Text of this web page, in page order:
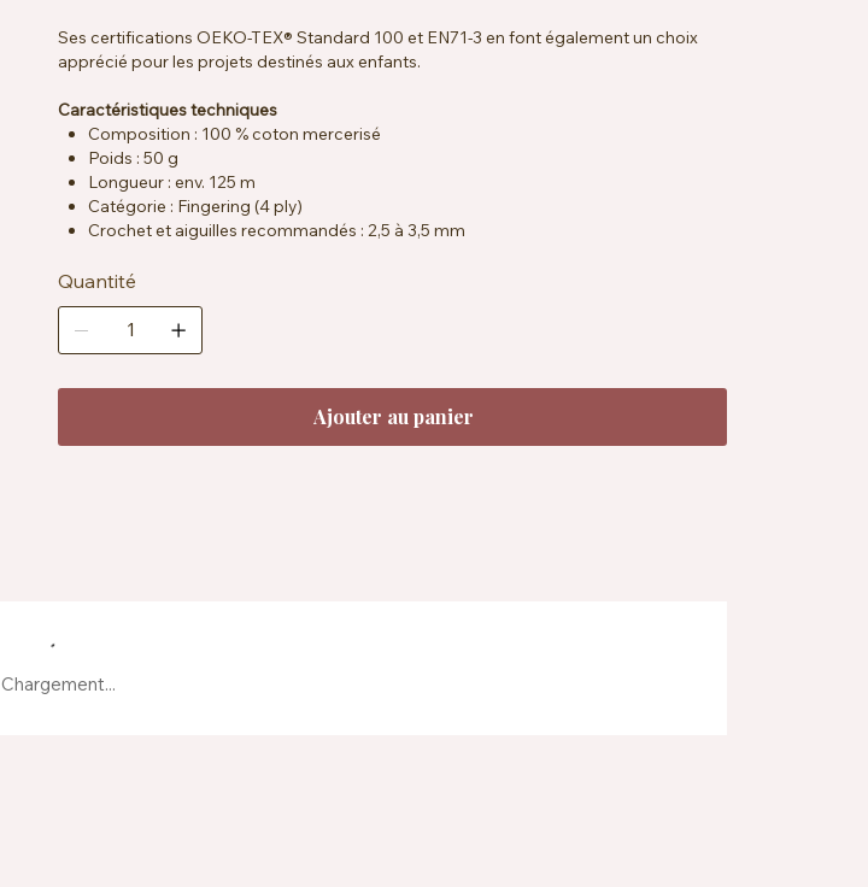
Ses certifications OEKO-TEX® Standard 100 et EN71-3 en font également un choix
apprécié pour les projets destinés aux enfants.
Caractéristiques techniques
Composition : 100 % coton mercerisé
Poids : 50 g
Longueur : env. 125 m
Catégorie : Fingering (4 ply)
Crochet et aiguilles recommandés : 2,5 à 3,5 mm
Certification : OEKO-TEX® Standard 100, EN71-3
Entretien : lavable en machine à 40 °C
Fabrication : produit à partir d'eaux de teinture recyclées
Quantité
Ajouter au panier
Chargement...